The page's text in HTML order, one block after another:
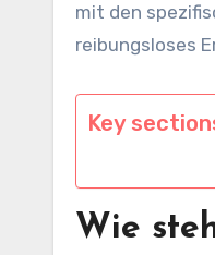
mit den
reibungsloses
Key
Wie